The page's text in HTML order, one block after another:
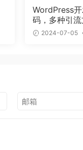
WordPress
码，多种引
变现2024-07-05